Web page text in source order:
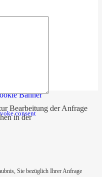
Bearbeitung der Anfrage
in der
Sie bezüglich Ihrer Anfrage
Banner
consent